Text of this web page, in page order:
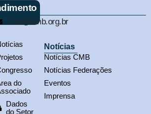
cmb@cmb.org.br
do
Dados
do Setor
Notícias
Notícias CMB
Notícias Federações
Eventos
Imprensa